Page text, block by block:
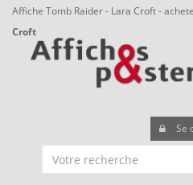
Affiche Tomb Raider - Lara Croft -
Croft
Se